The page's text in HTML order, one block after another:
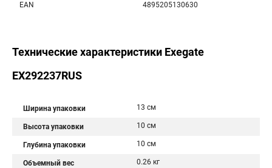
EAN 4895205130630
Технические характеристики Exegate
EX292237RUS
Ширина упаковки 13 см
Высота упаковки 10 см
Глубина упаковки 10 см
Объемный вес 0.26 кг